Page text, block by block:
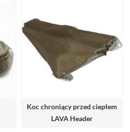
Koc chroniący przed ciepłem
LAVA Header